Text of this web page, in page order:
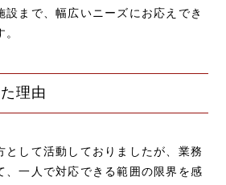
設まで、幅広いニーズにお応えでき
理由
として活動しておりましたが、業務
、一人で対応できる範囲の限界を感